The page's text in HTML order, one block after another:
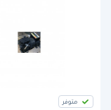
متوفر